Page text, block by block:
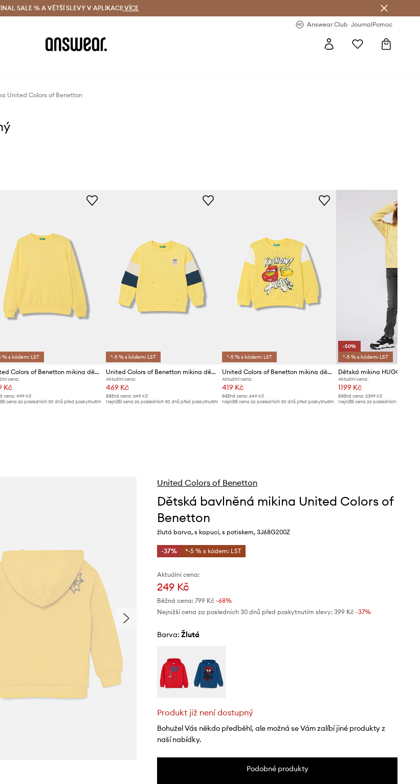
1800 Kč) Doručení i do 24 h
SALE % A VĚTŠÍ SLEVY V APLIKACI! VÍCE
Answear Club JournalPomoc
United Colors of Benetton
% s kódem: LST
United Colors of Benetton mikina dětská bavlněná
cena:
Kč
cena: 499 Kč
cena za posledních 30 dnů před poskytnutím
*-5 % s kódem: LST
United Colors of Benetton mikina dětská bavlněná
Aktuální cena:
469 Kč
Běžná cena: 649 Kč
Nejnižší cena za posledních 30 dnů před poskytnutím
*-5 % s kódem: LST
United Colors of Benetton mikina dětská bavlněná
Aktuální cena:
419 Kč
Běžná cena:649 Kč
Nejnižší cena za posledních 30 dnů před poskytnutím
-50%
*-5 % s kódem: LST
Dětská mikina HUGO
Aktuální cena:
1199 Kč
Běžná cena: 2399 Kč
Nejnižší cena za posledních 30 dnů
United Colors of Benetton
Dětská bavlněná mikina United Colors of
Benetton
žlutá barva, s kapucí, s potiskem, 3J68G200Z
-37% *-5 % s kódem: LST
Aktuální cena:
249 Kč
Běžná cena: 799 Kč-68%
Nejnižší cena za posledních 30 dnů před poskytnutím slevy: 399 Kč -37%
Barva: žlutá
Produkt již není dostupný
Bohužel Vás někdo předběhl, ale možná se Vám zalíbí jiné produkty z
naší nabídky.
Podobné produkty